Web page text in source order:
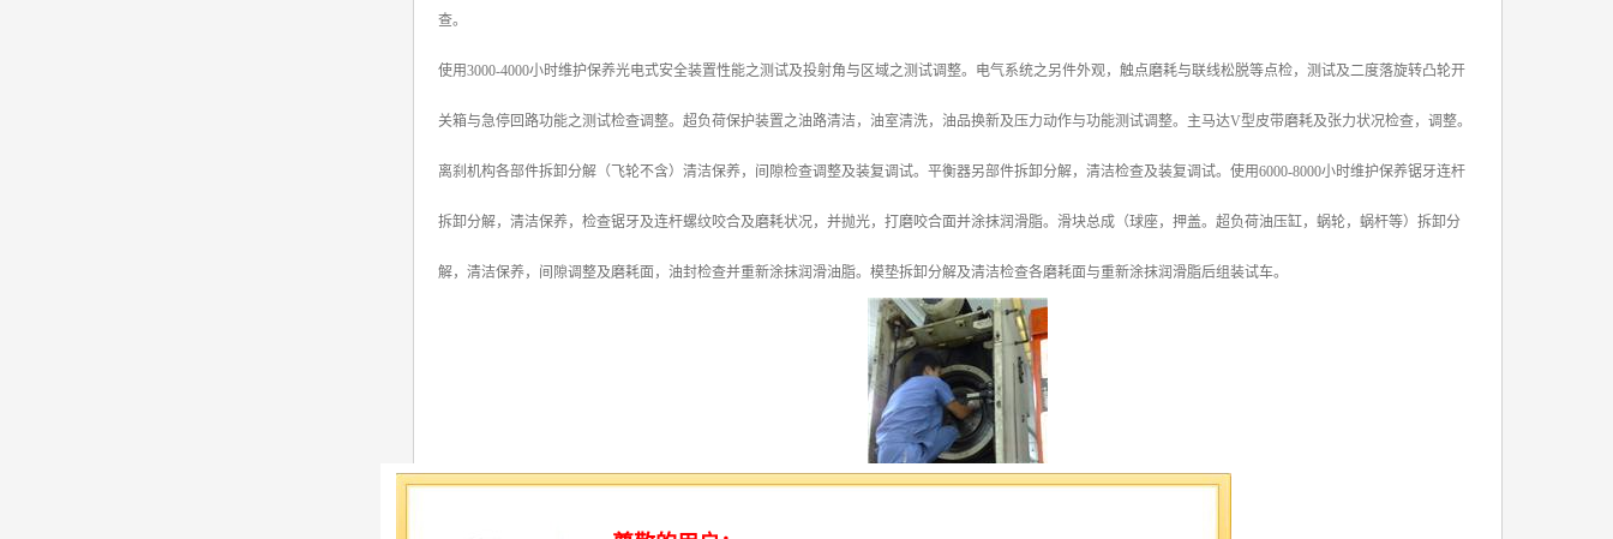
查。
使用3000-4000小时维护保养光电式安全装置性能之测试及投射角与区域之测试调整。电气系统之另件外观，触点磨耗与联线松脱等点检，测试及二度落旋转凸轮开
关箱与急停回路功能之测试检查调整。超负荷保护装置之油路清洁，油室清洗，油品换新及压力动作与功能测试调整。主马达V型皮带磨耗及张力状况检查，调整。
离刹机构各部件拆卸分解（飞轮不含）清洁保养，间隙检查调整及装复调试。平衡器另部件拆卸分解，清洁检查及装复调试。使用6000-8000小时维护保养锯牙连杆
拆卸分解，清洁保养，检查锯牙及连杆螺纹咬合及磨耗状况，并抛光，打磨咬合面并涂抹润滑脂。滑块总成（球座，押盖。超负荷油压缸，蜗轮，蜗杆等）拆卸分
解，清洁保养，间隙调整及磨耗面，油封检查并重新涂抹润滑油脂。模垫拆卸分解及清洁检查各磨耗面与重新涂抹润滑脂后组装试车。